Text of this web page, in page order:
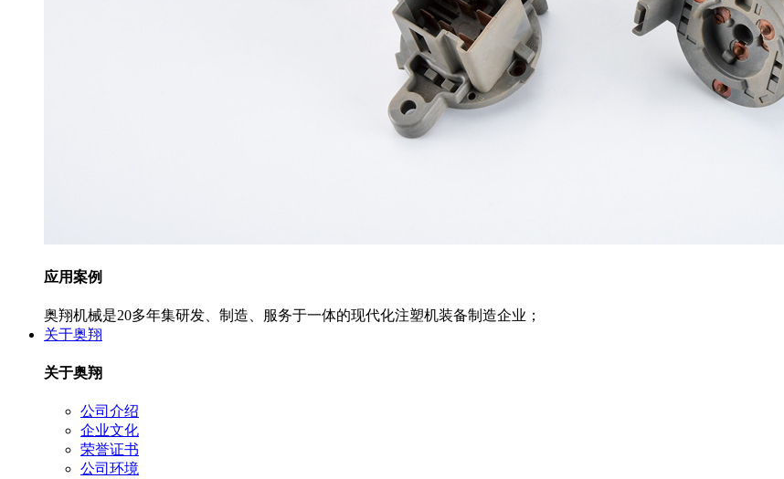
应用案例
奥翔机械是20多年集研发、制造、服务于一体的现代化注塑机装备制造企业；
关于奥翔
关于奥翔
公司介绍
企业文化
荣誉证书
公司环境